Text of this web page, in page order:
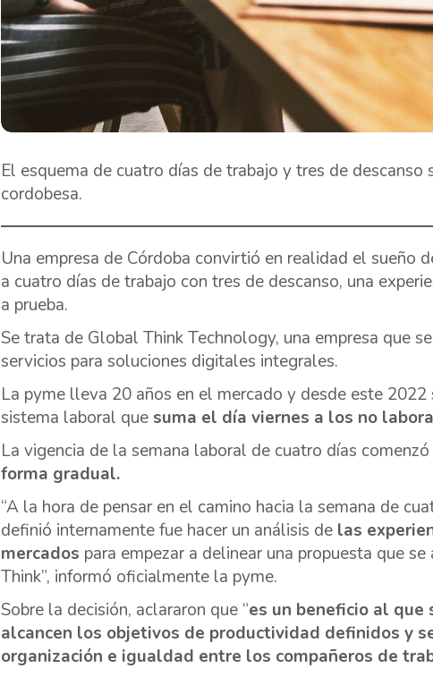
El esquema de cuatro días de trabajo y tres de
cordobesa.
Una empresa de Córdoba convirtió en realidad el sueño
a cuatro días de trabajo con tres de descanso, una
a prueba.
Se trata de Global Think Technology, una empresa que
servicios para soluciones digitales integrales.
La pyme lleva 20 años en el mercado y desde este 2022
sistema laboral que suma el día viernes a los no
La vigencia de la semana laboral de cuatro días
forma gradual.
“A la hora de pensar en el camino hacia la semana de
definió internamente fue hacer un análisis de las
mercados para empezar a delinear una propuesta que
Think”, informó oficialmente la pyme.
Sobre la decisión, aclararon que “es un beneficio al que
alcancen los objetivos de productividad definidos y
organización e igualdad entre los compañeros de